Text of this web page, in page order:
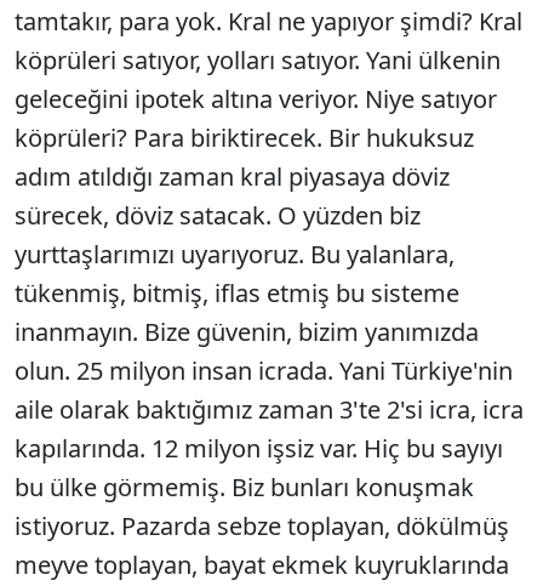
tamtakır, para yok. Kral ne yapıyor şimdi? Kral
köprüleri satıyor, yolları satıyor. Yani ülkenin
geleceğini ipotek altına veriyor. Niye satıyor
köprüleri? Para biriktirecek. Bir hukuksuz
adım atıldığı zaman kral piyasaya döviz
sürecek, döviz satacak. O yüzden biz
yurttaşlarımızı uyarıyoruz. Bu yalanlara,
tükenmiş, bitmiş, iflas etmiş bu sisteme
inanmayın. Bize güvenin, bizim yanımızda
olun. 25 milyon insan icrada. Yani Türkiye'nin
aile olarak baktığımız zaman 3'te 2'si icra, icra
kapılarında. 12 milyon işsiz var. Hiç bu sayıyı
bu ülke görmemiş. Biz bunları konuşmak
istiyoruz. Pazarda sebze toplayan, dökülmüş
meyve toplayan, bayat ekmek kuyruklarında